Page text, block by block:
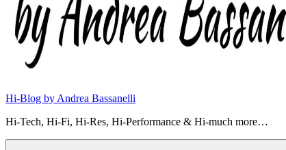
Hi-Blog by Andrea Bassanelli
Hi-Tech, Hi-Fi, Hi-Res, Hi-Performance & Hi-much more…